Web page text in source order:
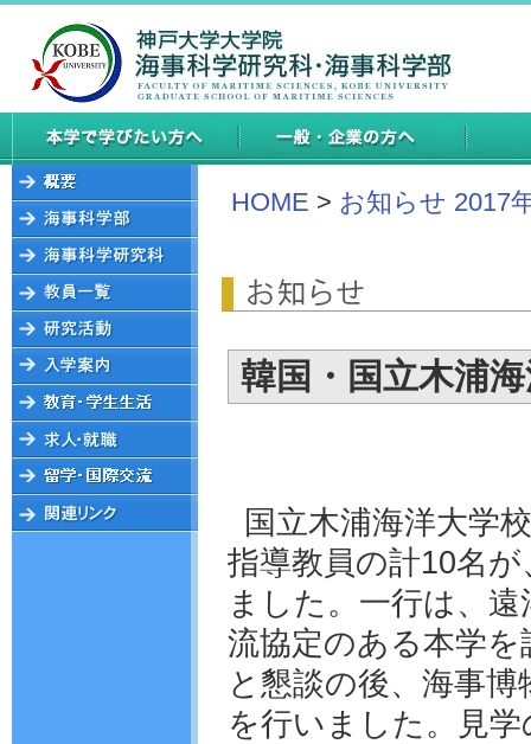
HOME > お知らせ 2017
韓国・国立木浦
国立木浦海洋大学
指導教員の計10名
ました。一行は、
流協定のある本学
と懇談の後、海事
を行いました。見